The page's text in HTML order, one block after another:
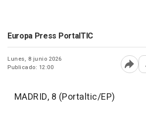
Europa Press PortalTIC
Lunes, 8 junio 2026
Publicado: 12:00
MADRID, 8 (Portaltic/EP)